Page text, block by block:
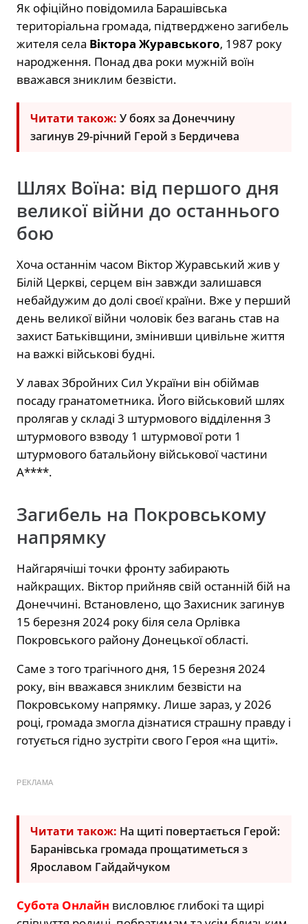
Як офіційно повідомила Барашівська
територіальна громада, підтверджено загибель
жителя села Віктора Журавського, 1987 року
народження. Понад два роки мужній воїн
вважався зниклим безвісти.
Читати також: У боях за Донеччину
загинув 29-річний Герой з Бердичева
Шлях Воїна: від першого дня
великої війни до останнього
бою
Хоча останнім часом Віктор Журавський жив у
Білій Церкві, серцем він завжди залишався
небайдужим до долі своєї країни. Вже у перший
день великої війни чоловік без вагань став на
захист Батьківщини, змінивши цивільне життя
на важкі військові будні.
У лавах Збройних Сил України він обіймав
посаду гранатометника. Його військовий шлях
пролягав у складі 3 штурмового відділення 3
штурмового взводу 1 штурмової роти 1
штурмового батальйону військової частини
А****.
Загибель на Покровському
напрямку
Найгарячіші точки фронту забирають
найкращих. Віктор прийняв свій останній бій на
Донеччині. Встановлено, що Захисник загинув
15 березня 2024 року біля села Орлівка
Покровського району Донецької області.
Саме з того трагічного дня, 15 березня 2024
року, він вважався зниклим безвісти на
Покровському напрямку. Лише зараз, у 2026
році, громада змогла дізнатися страшну правду і
готується гідно зустріти свого Героя «на щиті».
РЕКЛАМА
Читати також: На щиті повертається Герой:
Баранівська громада прощатиметься з
Ярославом Гайдайчуком
Субота Онлайн висловлює глибокі та щирі